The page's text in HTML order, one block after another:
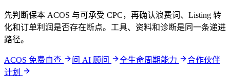
先判断保本 ACOS 与可承受 CPC，再确认浪费词、Listing 转
化和订单利润是否存在断点。工具、资料和诊断是同一条递进
路径。
ACOS 免费自查 问 AI 顾问 全生命周期能力
合作伙伴
计划